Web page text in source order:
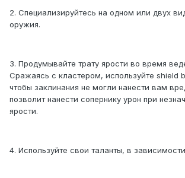
2. Специализируйтесь на одном или двух
оружия.
3. Продумывайте трату ярости во время
Сражаясь с кластером, используйте shield
чтобы заклинания не могли нанести вам
позволит нанести сопернику урон при
ярости.
4. Используйте свои таланты, в